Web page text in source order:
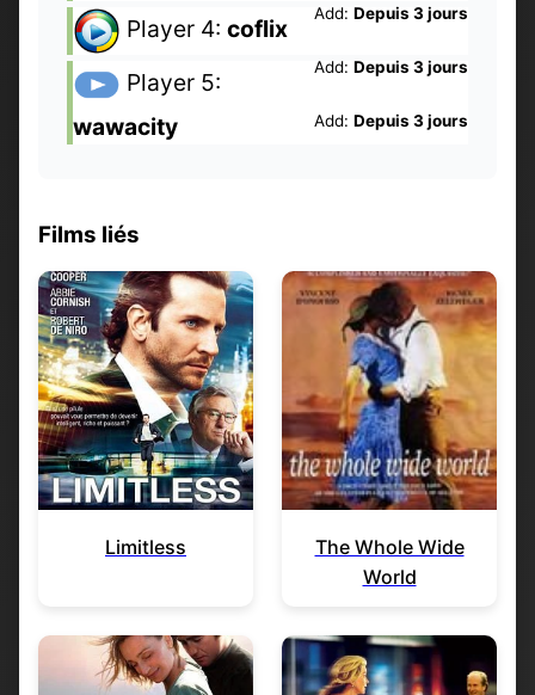
Add: Depuis 3 jours
Player 4: coflix
Add: Depuis 3 jours
Player 5:
wawacity
Add: Depuis 3 jours
Films liés
Limitless
The Whole Wide
World